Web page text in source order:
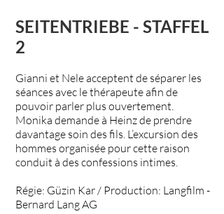
SEITENTRIEBE - STAFFEL
2
Gianni et Nele acceptent de séparer les
séances avec le thérapeute afin de
pouvoir parler plus ouvertement.
Monika demande à Heinz de prendre
davantage soin des fils. L’excursion des
hommes organisée pour cette raison
conduit à des confessions intimes.
Régie: Güzin Kar/ Production: Langfilm -
Bernard Lang AG